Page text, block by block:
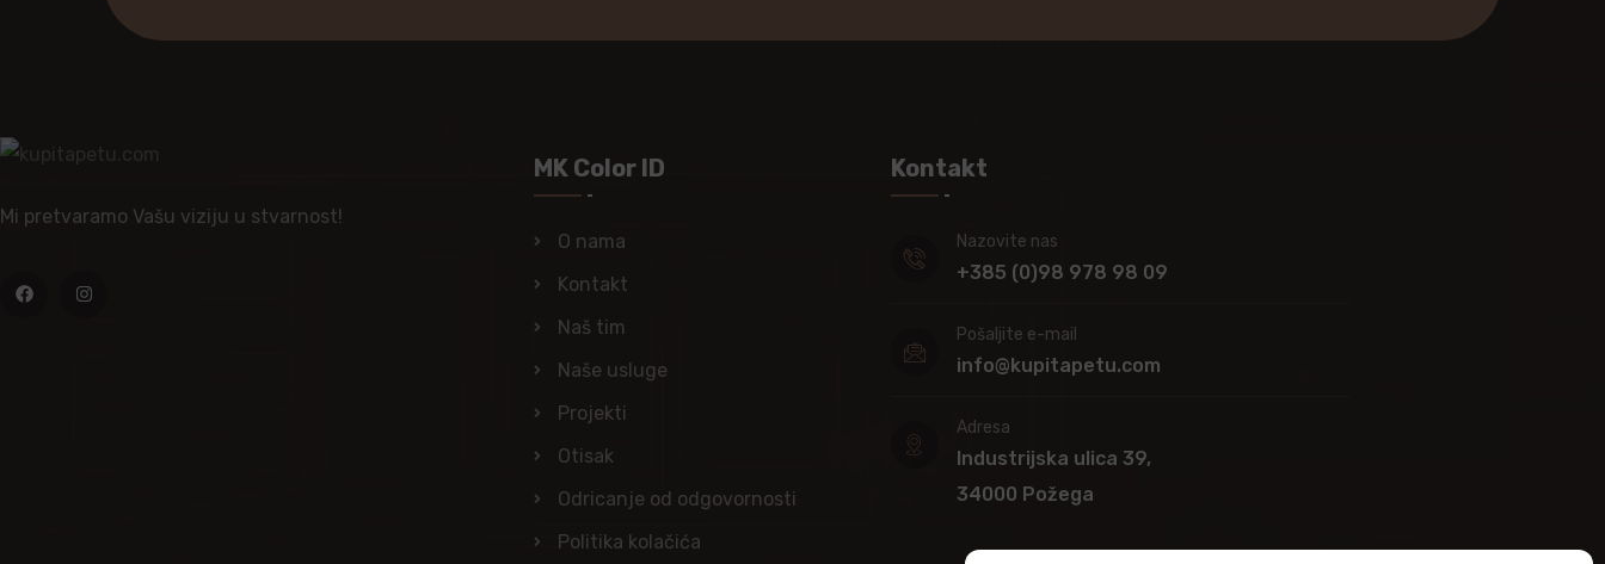
Mi pretvaramo Vašu viziju u stvarnost!
MK Color ID
O nama
Kontakt
Naš tim
Naše usluge
Projekti
Otisak
Odricanje od odgovornosti
Politika kolačića
Kontakt
Nazovite nas
+385 (0)98 978 98 09
Pošaljite e-mail
info@kupitapetu.com
Adresa
Industrijska ulica 39,
34000 Požega